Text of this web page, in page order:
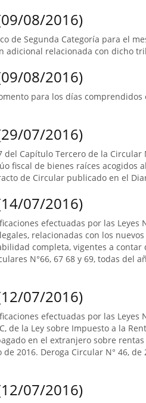
08/2016)
de Segunda Categoría para el
adicional relacionada con dicho
08/2016)
para los días
07/2016)
Capítulo Tercero de la
fiscal de bienes raíces
de Circular publicado en el
07/2016)
efectuadas por las Leyes
relacionadas con los
completa, vigentes a
N°66, 67 68 y 69, todas del
07/2016)
efectuadas por las Leyes
de la Ley sobre Impuesto a la
en el extranjero sobre
2016. Deroga Circular N° 46,
07/2016)